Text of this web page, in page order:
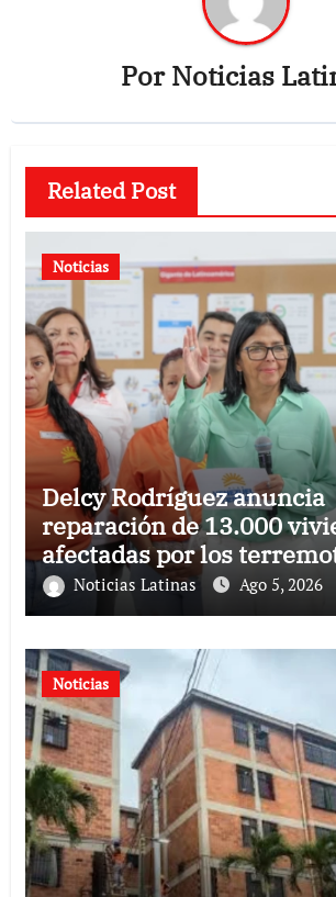
PorNoticias
Related Post
Noticias
Delcy Rodríguez anuncia
reparación de 13.000
afectadas por los
Noticias Latinas Ago 5, 2026
Noticias